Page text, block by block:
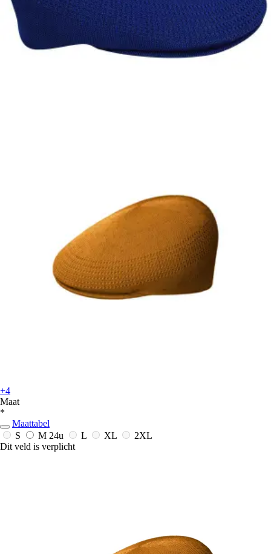
+4
Maat
*
Maattabel
S
M 24u L XL
2XL
Dit veld is verplicht